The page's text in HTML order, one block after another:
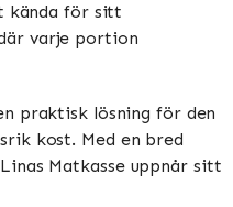
kända för sitt
varje portion
praktisk lösning för den
kost. Med en bred
Matkasse uppnår sitt